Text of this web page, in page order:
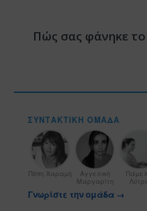
Πώς σας φάνηκε
ΣΥΝΤΑΚΤΙΚΉ ΟΜΆΔΑ
Πόπη Χαραμή
Αγγελική
Μαργαρίτη
Γνωρίστε την ομάδα →